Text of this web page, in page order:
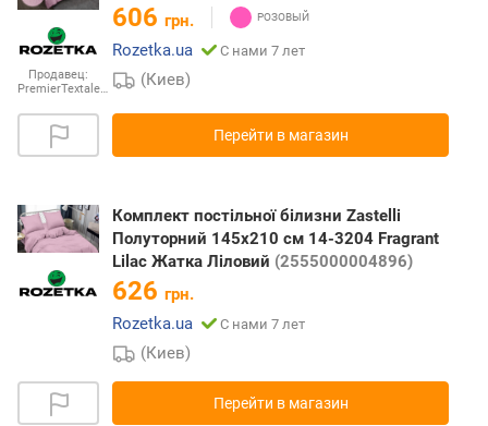
Продавец:
PremierTextale…
606 грн.
Rozetka.ua
С нами 7 лет
(Киев)
Перейти в магазин
Комплект постільної білизни Zastelli
Полуторний 145х210 см 14-3204 Fragrant
Lilac Жатка Ліловий (2555000004896)
626 грн.
Rozetka.ua
С нами 7 лет
(Киев)
Перейти в магазин